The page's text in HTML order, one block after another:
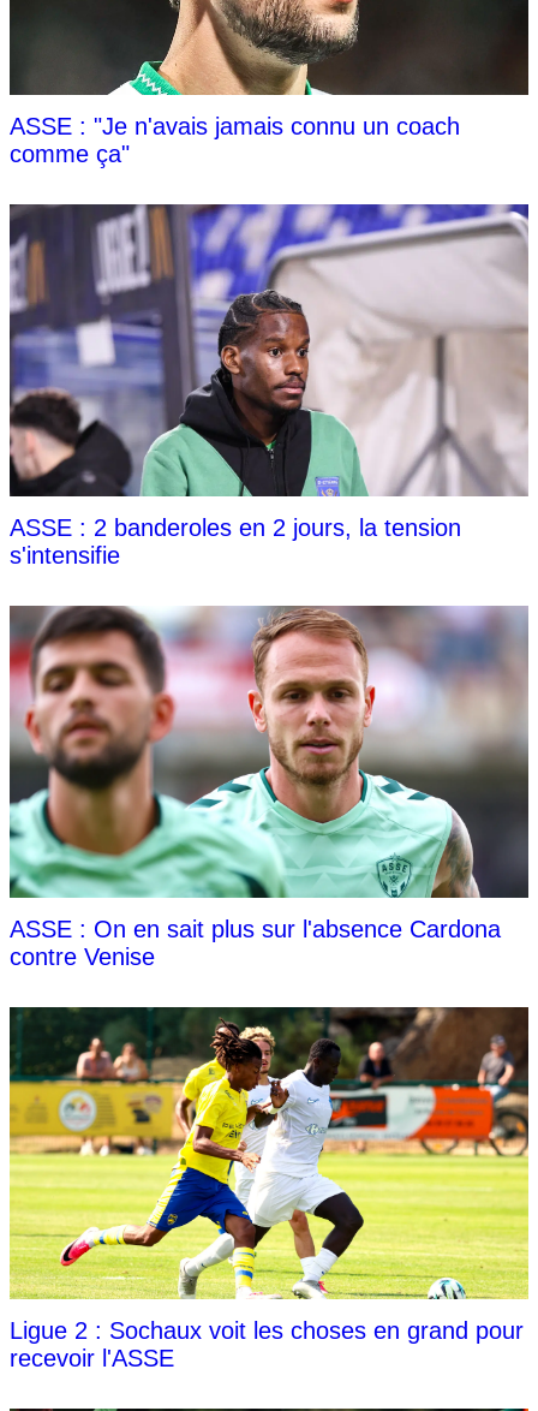
ASSE : "Je n'avais jamais connu un coach
comme ça"
ASSE : 2 banderoles en 2 jours, la tension
s'intensifie
ASSE : On en sait plus sur l'absence Cardona
contre Venise
Ligue 2 : Sochaux voit les choses en grand pour
recevoir l'ASSE